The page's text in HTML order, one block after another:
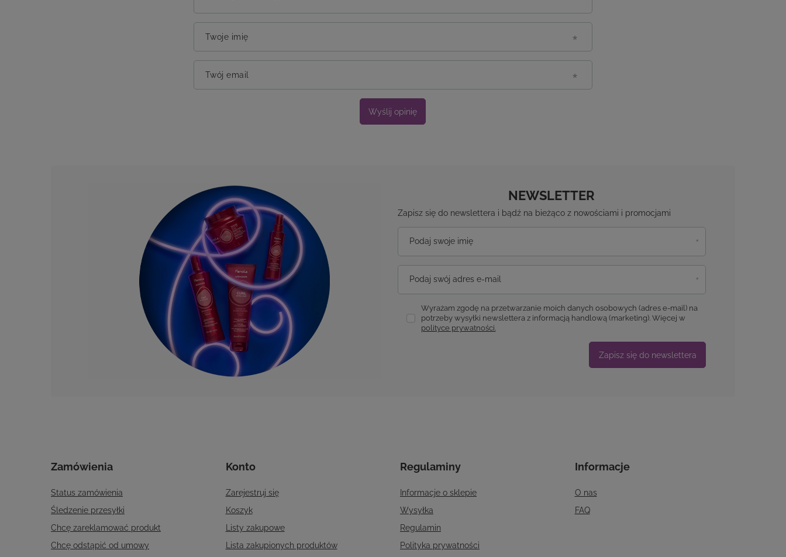
Twoje imię
Twój email
Wyślij opinię
NEWSLETTER
Zapisz się do newslettera i bądź na bieżąco z nowościami i promocjami
Podaj swoje imię
Podaj swój adres e-mail
Wyrażam zgodę na przetwarzanie moich danych osobowych (adres e-mail) na
potrzeby wysyłki newslettera z informacją handlową (marketing). Więcej w
polityce prywatności.
Zapisz się do newslettera
Zamówienia
Status zamówienia
Śledzenie przesyłki
Chcę zareklamować produkt
Chcę odstąpić od umowy
Konto
Zarejestruj się
Koszyk
Listy zakupowe
Lista zakupionych produktów
Regulaminy
Informacje o sklepie
Wysyłka
Regulamin
Polityka prywatności
Informacje
O nas
FAQ